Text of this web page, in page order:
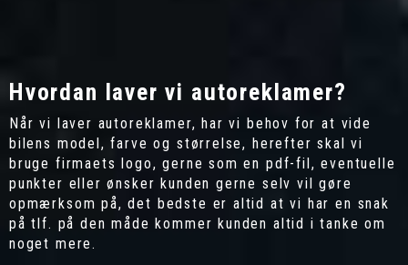
Hvordan laver vi autoreklamer?
Når vi laver autoreklamer, har vi behov for at vide
bilens model, farve og størrelse, herefter skal vi
bruge firmaets logo, gerne som en pdf-fil, eventuelle
punkter eller ønsker kunden gerne selv vil gøre
opmærksom på, det bedste er altid at vi har en snak
på tlf. på den måde kommer kunden altid i tanke om
noget mere.